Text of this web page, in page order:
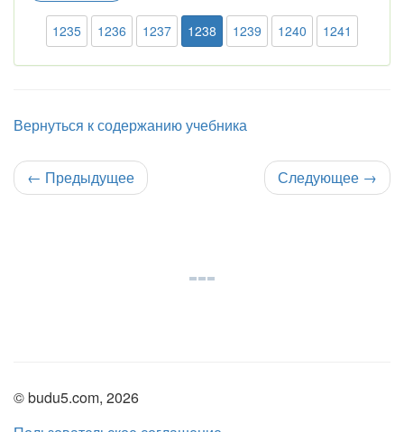
1235 1236 1237 1238 1239 1240 1241
Вернуться к содержанию учебника
← Предыдущее Следующее →
© budu5.com, 2026